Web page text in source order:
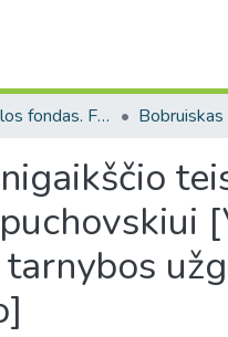
Vilniaus kapitulos fondas. F43